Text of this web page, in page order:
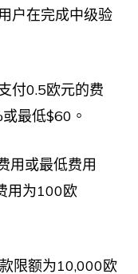
户在完成中级验
付0.5欧元的费
最低$60。
用或最低费用
用为100欧
限额为10,000欧